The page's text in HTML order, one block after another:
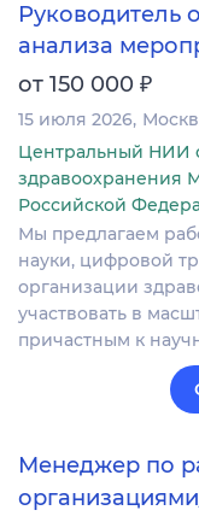
Руководитель
анализа
от 150 000 ₽
15 июля 2026
Центральный НИИ
здравоохранения
Российской
Мы предлагаем
науки, цифровой
организации
участвовать в
причастным к
Менеджер по